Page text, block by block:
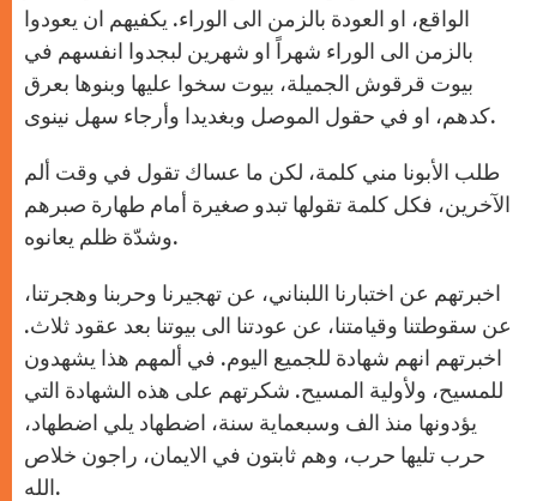
الواقع، او العودة بالزمن الى الوراء. يكفيهم ان يعودوا
بالزمن الى الوراء شهراً او شهرين لبجدوا انفسهم في
بيوت قرقوش الجميلة، بيوت سخوا عليها وبنوها بعرق
كدهم، او في حقول الموصل وبغديدا وأرجاء سهل نينوى.
طلب الأبونا مني كلمة، لكن ما عساك تقول في وقت ألم
الآخرين، فكل كلمة تقولها تبدو صغيرة أمام طهارة صبرهم
وشدّة ظلم يعانوه.
اخبرتهم عن اختبارنا اللبناني، عن تهجيرنا وحربنا وهجرتنا،
عن سقوطتنا وقيامتنا، عن عودتنا الى بيوتنا بعد عقود ثلاث.
اخبرتهم انهم شهادة للجميع اليوم. في ألمهم هذا يشهدون
للمسيح، ولأولية المسيح. شكرتهم على هذه الشهادة التي
يؤدونها منذ الف وسبعماية سنة، اضطهاد يلي اضطهاد،
حرب تليها حرب، وهم ثابتون في الايمان، راجون خلاص
الله.